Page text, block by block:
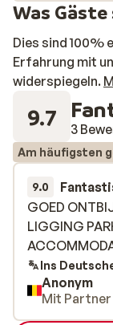
Was Gäste
Dies sind 100%
Erfahrung mit
widerspiegeln.
9.7 3
Am häufigsten
9.0
GOED
LIGGING
GOED
LIGGING
Ins
Anonym
Mit Partner